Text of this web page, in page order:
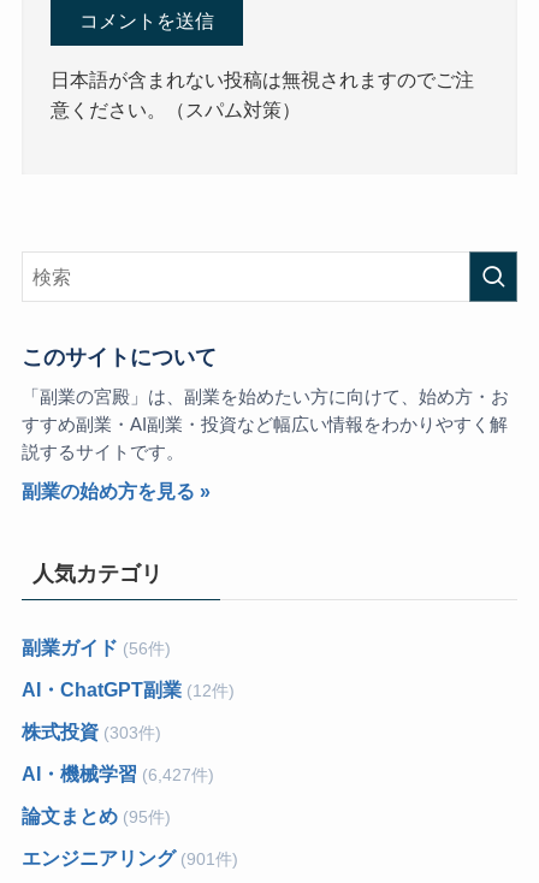
日本語が含まれない投稿は無視されますのでご注
意ください。（スパム対策）
このサイトについて
「副業の宮殿」は、副業を始めたい方に向けて、始め方・お
すすめ副業・AI副業・投資など幅広い情報をわかりやすく解
説するサイトです。
副業の始め方を見る »
人気カテゴリ
副業ガイド (56件)
AI・ChatGPT副業(12件)
株式投資(303件)
AI・機械学習 (6,427件)
論文まとめ(95件)
エンジニアリング(901件)